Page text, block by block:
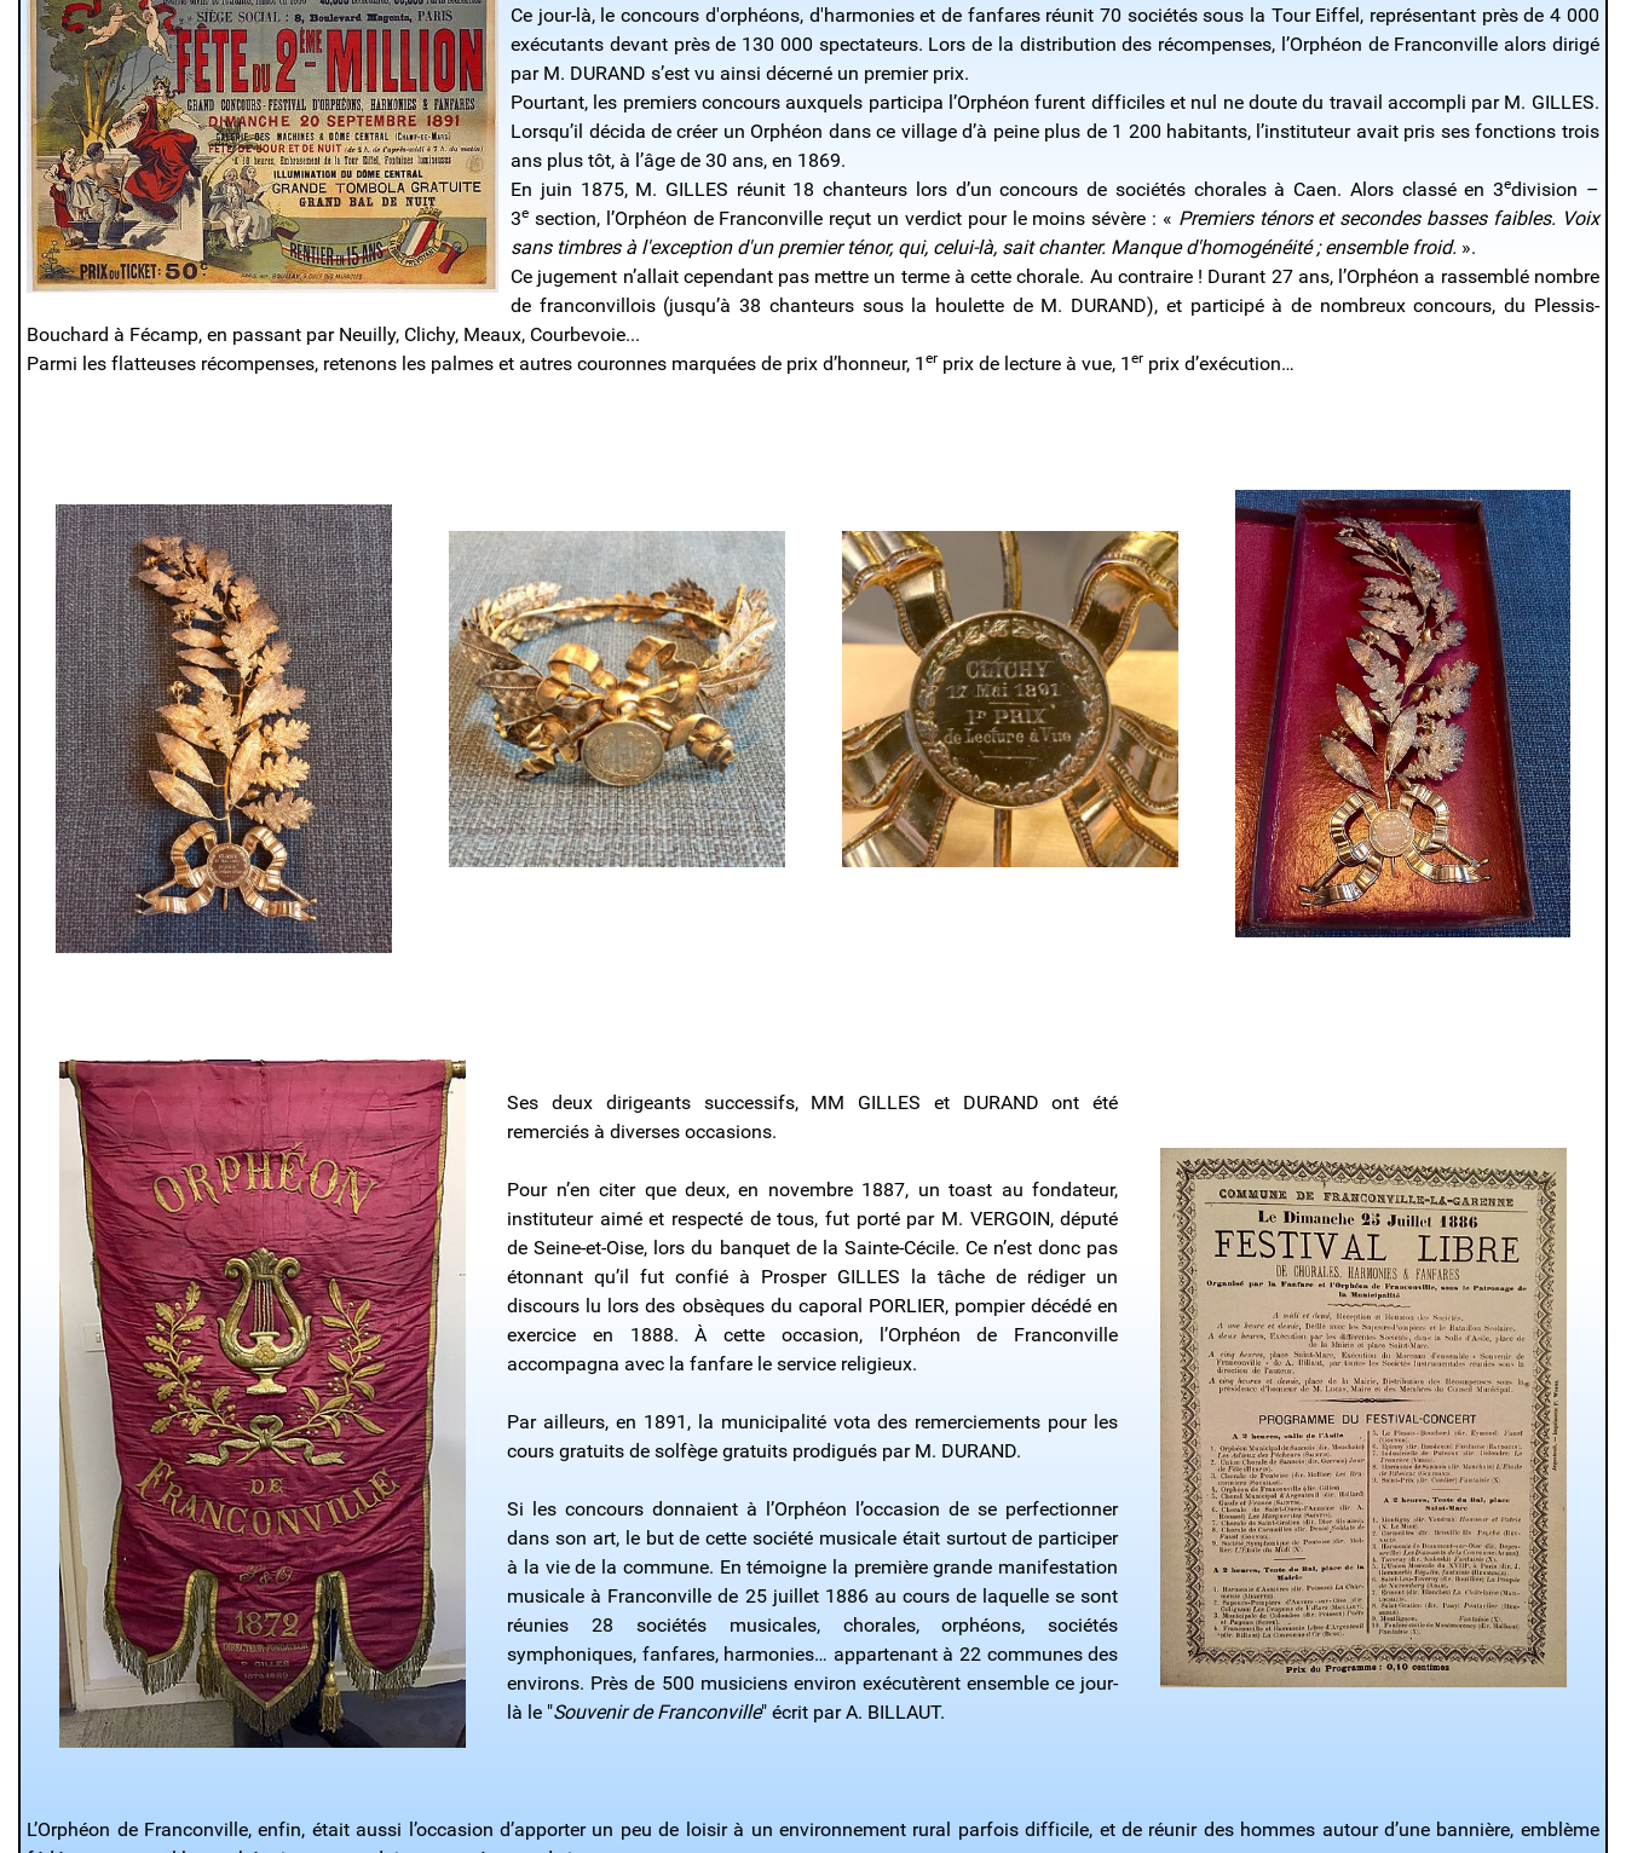
Ce jour-là, le concours d'orphéons, d'harmonies et de fanfares réunit 70 sociétés sous la Tour Eiffel, représentant près de 4 000
exécutants devant près de 130 000 spectateurs. Lors de la distribution des récompenses, l’Orphéon de Franconville alors dirigé
par M. DURAND s’est vu ainsi décerné un premier prix.
Pourtant, les premiers concours auxquels participa l’Orphéon furent difficiles et nul ne doute du travail accompli par M. GILLES.
Lorsqu’il décida de créer un Orphéon dans ce village d’à peine plus de 1 200 habitants, l’instituteur avait pris ses fonctions trois
ans plus tôt, à l’âge de 30 ans, en 1869.
En juin 1875, M. GILLES réunit 18 chanteurs lors d’un concours de sociétés chorales à Caen. Alors classé en 3edivision –
3e section, l’Orphéon de Franconville reçut un verdict pour le moins sévère : « Premiers ténors et secondes basses faibles. Voix
sans timbres à l'exception d'un premier ténor, qui, celui-là, sait chanter. Manque d'homogénéité ; ensemble froid. ».
Ce jugement n’allait cependant pas mettre un terme à cette chorale. Au contraire ! Durant 27 ans, l’Orphéon a rassemblé nombre
de franconvillois (jusqu’à 38 chanteurs sous la houlette de M. DURAND), et participé à de nombreux concours, du Plessis-
Bouchard à Fécamp, en passant par Neuilly, Clichy, Meaux, Courbevoie...
Parmi les flatteuses récompenses, retenons les palmes et autres couronnes marquées de prix d’honneur, 1er prix de lecture à vue, 1er prix d’exécution…
Ses deux dirigeants successifs, MM GILLES et DURAND ont été
remerciés à diverses occasions.
Pour n’en citer que deux, en novembre 1887, un toast au fondateur,
instituteur aimé et respecté de tous, fut porté par M. VERGOIN, député
de Seine-et-Oise, lors du banquet de la Sainte-Cécile. Ce n’est donc pas
étonnant qu’il fut confié à Prosper GILLES la tâche de rédiger un
discours lu lors des obsèques du caporal PORLIER, pompier décédé en
exercice en 1888. À cette occasion, l’Orphéon de Franconville
accompagna avec la fanfare le service religieux.
Par ailleurs, en 1891, la municipalité vota des remerciements pour les
cours gratuits de solfège gratuits prodigués par M. DURAND.
Si les concours donnaient à l’Orphéon l’occasion de se perfectionner
dans son art, le but de cette société musicale était surtout de participer
à la vie de la commune. En témoigne la première grande manifestation
musicale à Franconville de 25 juillet 1886 au cours de laquelle se sont
réunies 28 sociétés musicales, chorales, orphéons, sociétés
symphoniques, fanfares, harmonies… appartenant à 22 communes des
environs. Près de 500 musiciens environ exécutèrent ensemble ce jour-
là le "Souvenir de Franconville" écrit par A. BILLAUT.
L’Orphéon de Franconville, enfin, était aussi l’occasion d’apporter un peu de loisir à un environnement rural parfois difficile, et de réunir des hommes autour d’une bannière, emblème